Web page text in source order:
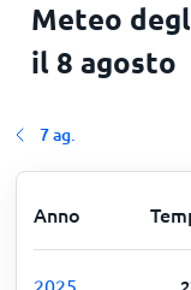
Meteo
il 8 agosto
7 ag.
Anno
2025